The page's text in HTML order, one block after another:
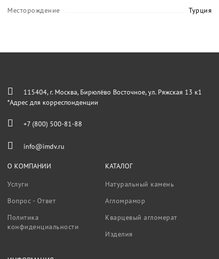
Месторождение
Турция
115404, г. Москва, Бирюлёво Восточное, ул. Ряжская 13 к1
*Адрес для корреспонденции
+7 (800) 500-81-88
info@imdv.ru
О КОМПАНИИ
Услуги
Вопрос - Ответ
Политика
конфиденциальности
КАТАЛОГ
Натуральный камень
Агломрамор
Кварцевый агломерат
Изделия